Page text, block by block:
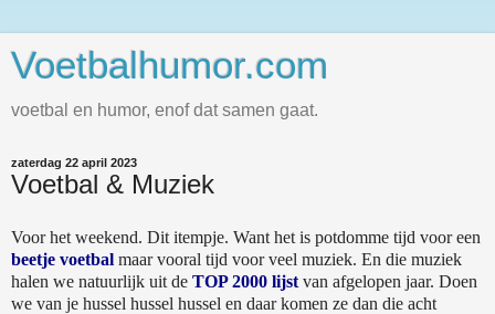
Voetbalhumor.com
voetbal en humor, enof dat samen gaat.
zaterdag 22 april 2023
Voetbal & Muziek
Voor het weekend. Dit itempje. Want het is potdomme tijd voor een
beetje voetbal maar vooral tijd voor veel muziek. En die muziek
halen we natuurlijk uit de TOP 2000 lijst van afgelopen jaar. Doen
we van je hussel hussel hussel en daar komen ze dan die acht